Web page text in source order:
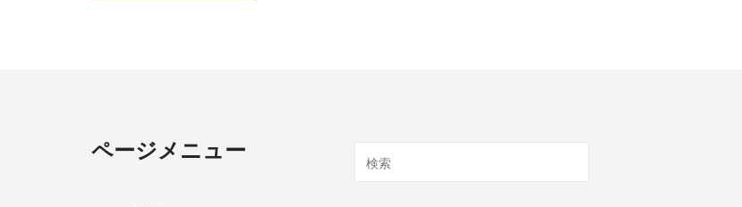
ページメニュー